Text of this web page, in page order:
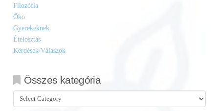
Filozófia
Öko
Gyerekeknek
Ételosztás
Kérdések/Válaszok
Összes kategória
Összes
kategória